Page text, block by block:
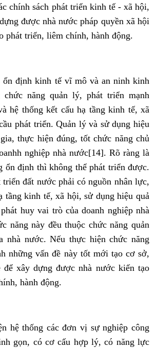
chính sách phát triển kinh tế - xã hội,
được nhà nước pháp quyền xã hội
phát triển, liêm chính, hành động.
ổn định kinh tế vĩ mô và an ninh kinh
năng quản lý, phát triển mạnh
hệ thống kết cấu hạ tầng kinh tế, xã
phát triển. Quản lý và sử dụng hiệu
thực hiện đúng, tốt chức năng chủ
nghiệp nhà nước[14]. Rõ ràng là
ổn định thì không thể phát triển được.
đất nước phải có nguồn nhân lực,
tầng kinh tế, xã hội, sử dụng hiệu quả
huy vai trò của doanh nghiệp nhà
năng này đều thuộc chức năng quản
nhà nước. Nếu thực hiện chức năng
những vấn đề này tốt mới tạo cơ sở,
để xây dựng được nhà nước kiến tạo
hành động.
hệ thống các đơn vị sự nghiệp công
gọn, có cơ cấu hợp lý, có năng lực